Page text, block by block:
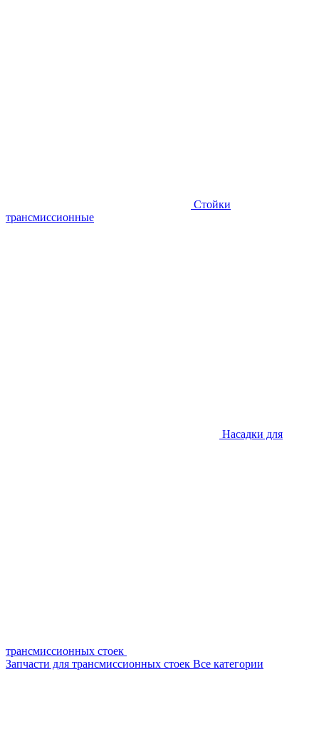
Стойки
трансмиссионные
Насадки для
трансмиссионных стоек
Запчасти для трансмиссионных стоек Все категории